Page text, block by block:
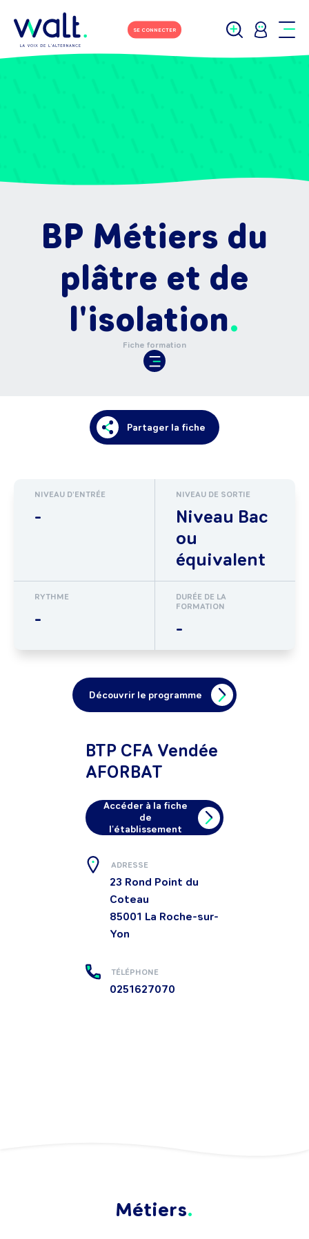
SE CONNECTER
BP Métiers du
plâtre et de
l'isolation
Fiche formation
Partager la fiche
NIVEAU D'ENTRÉE
-
NIVEAU DE SORTIE
Niveau Bac
ou
équivalent
RYTHME
-
DURÉE DE LA
FORMATION
-
Découvrir le programme
BTP CFA Vendée
AFORBAT
Accéder à la fiche
de
l'établissement
ADRESSE
23 Rond Point du
Coteau
85001 La Roche-sur-
Yon
TÉLÉPHONE
0251627070
Métiers